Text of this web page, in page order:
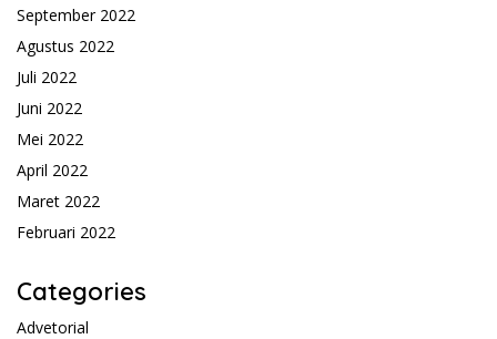
September 2022
Agustus 2022
Juli 2022
Juni 2022
Mei 2022
April 2022
Maret 2022
Februari 2022
Categories
Advetorial